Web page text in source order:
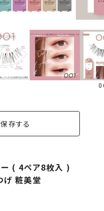
存する
ー ( 4ペア8枚入 )
粧美堂